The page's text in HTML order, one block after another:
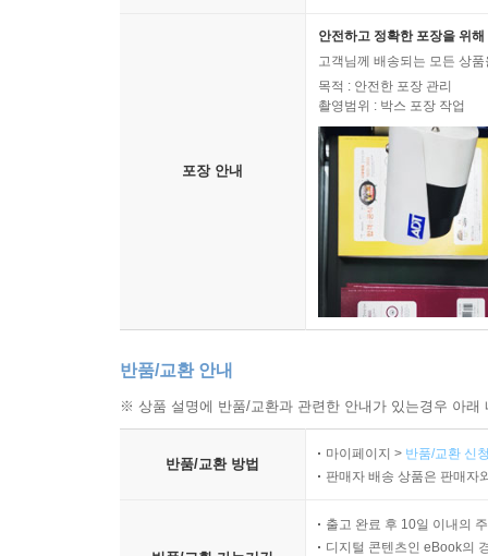
포장 안내
안전하고 정확한 포장을 위
고객님께 배송되는 모든 상
목적 : 안전한 포장 관리
촬영범위 : 박스 포장 작업
반품/교환 안내
※ 상품 설명에 반품/교환과 관련한 안내가 있는경우 아
반품/교환 방법
마이페이지 > 반품/교환 신
판매자 배송 상품은 판매자
출고 완료 후 10일 이내의
디지털 콘텐츠인 eBook의